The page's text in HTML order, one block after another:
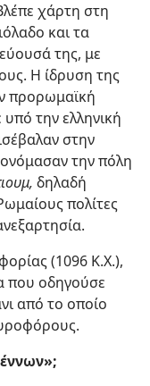
χάρτη στη
και τα
της, με
Η ίδρυση της
προρωμαϊκή
την ελληνική
στην
την πόλη
δηλαδή
πολίτες
(1096 Κ.Χ.),
που οδηγούσε
από το οποίο